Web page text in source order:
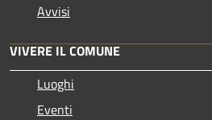
Avvisi
VIVERE IL COMUNE
Luoghi
Eventi